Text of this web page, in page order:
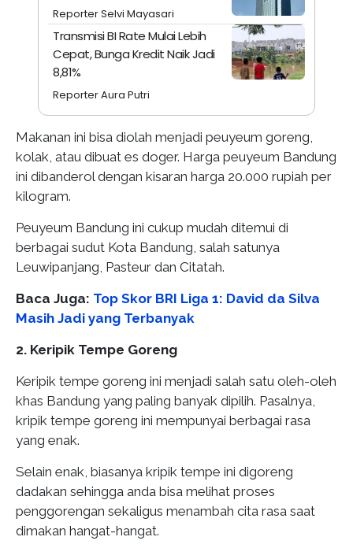
Reporter Selvi Mayasari
Transmisi BI Rate Mulai Lebih
Cepat, Bunga Kredit Naik Jadi
8,81%
Reporter Aura Putri
Makanan ini bisa diolah menjadi peuyeum goreng,
kolak, atau dibuat es doger. Harga peuyeum Bandung
ini dibanderol dengan kisaran harga 20.000 rupiah per
kilogram.
Peuyeum Bandung ini cukup mudah ditemui di
berbagai sudut Kota Bandung, salah satunya
Leuwipanjang, Pasteur dan Citatah.
Baca Juga: Top Skor BRI Liga 1: David da Silva
Masih Jadi yang Terbanyak
2. Keripik Tempe Goreng
Keripik tempe goreng ini menjadi salah satu oleh-oleh
khas Bandung yang paling banyak dipilih. Pasalnya,
kripik tempe goreng ini mempunyai berbagai rasa
yang enak.
Selain enak, biasanya kripik tempe ini digoreng
dadakan sehingga anda bisa melihat proses
penggorengan sekaligus menambah cita rasa saat
dimakan hangat-hangat.